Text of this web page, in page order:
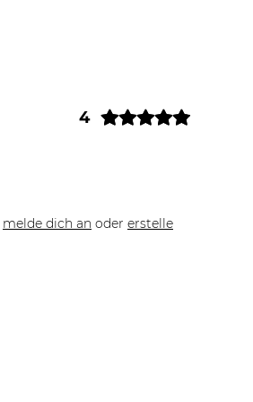
4
melde dich an oder erstelle